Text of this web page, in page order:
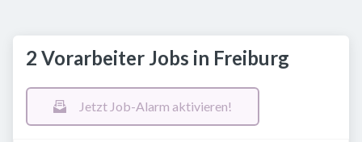
2 Vorarbeiter Jobs in Freiburg
Jetzt Job-Alarm aktivieren!